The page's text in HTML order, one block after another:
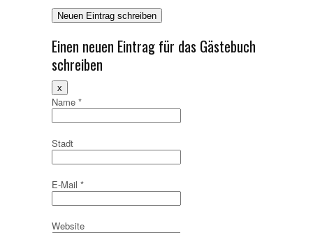
Einen neuen Eintrag für das Gästebuch
schreiben
x
Formular
ausblenden
Name *
Stadt
E-Mail *
Website